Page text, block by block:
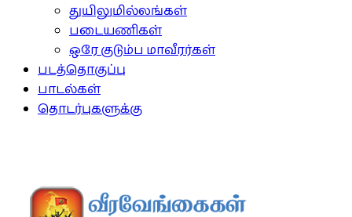
துயிலுமில்லங்கள்
படையணிகள்
ஒரே குடும்ப மாவீரர்கள்
படத்தொகுப்பு
பாடல்கள்
தொடர்புகளுக்கு